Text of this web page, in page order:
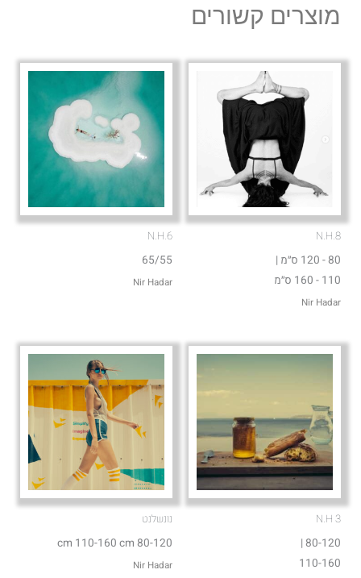
a
p
e
מוצרים קשורים
N.H.8
80 - 120 ס״מ |
110 - 160 ס״מ
Nir Hadar
N.H.6
65/55
Nir Hadar
N.H 3
80-120 |
110-160
נונשלנט
80-120 cm 110-160 cm
Nir Hadar